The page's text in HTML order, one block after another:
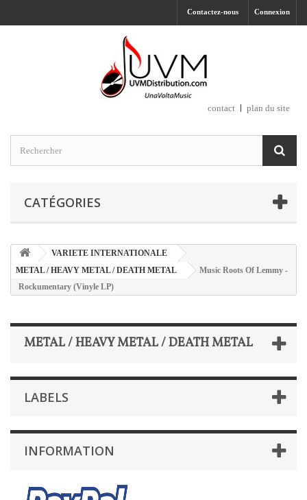
Connexion
Contactez-nous
contact plan du site
CATÉGORIES
VARIETE INTERNATIONALE
METAL / HEAVY METAL / DEATH METAL
Music Roots Of Lemmy -
Rockumentary (Vinyle LP)
METAL / HEAVY METAL / DEATH METAL
LABELS
INFORMATION